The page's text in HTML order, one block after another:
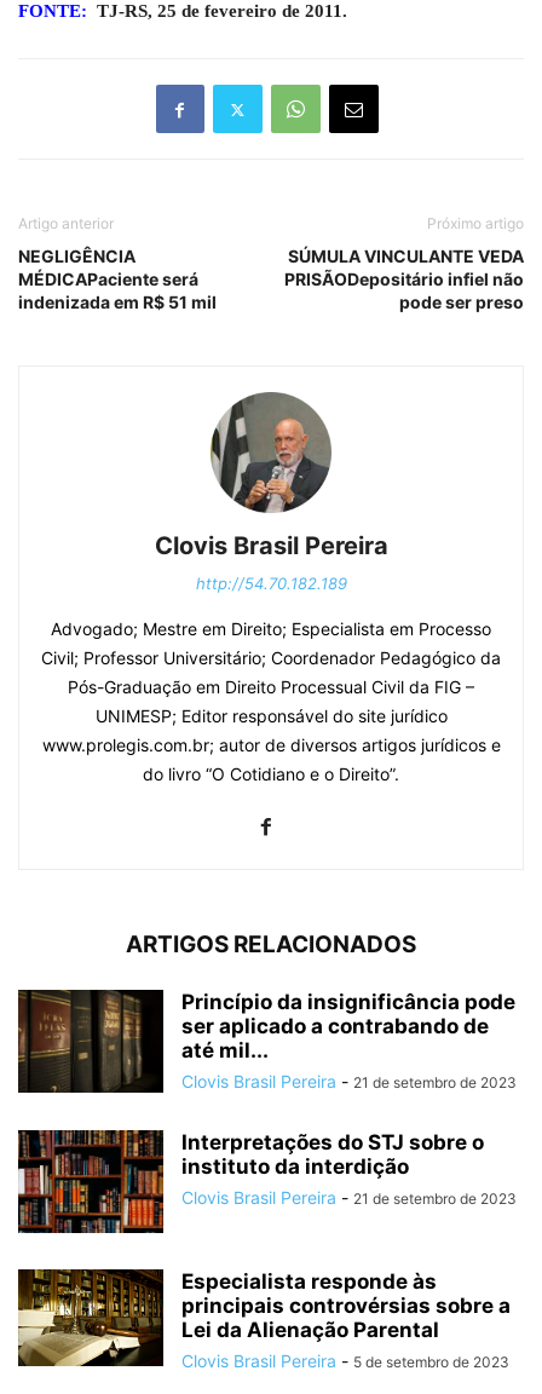
FONTE: TJ-RS, 25 de fevereiro de 2011.
Artigo anterior
NEGLIGÊNCIA
MÉDICAPaciente será
indenizada em R$ 51 mil
Próximo artigo
SÚMULA VINCULANTE VEDA
PRISÃODepositário infiel não
pode ser preso
Clovis Brasil Pereira
http://54.70.182.189
Advogado; Mestre em Direito; Especialista em Processo
Civil; Professor Universitário; Coordenador Pedagógico da
Pós-Graduação em Direito Processual Civil da FIG –
UNIMESP; Editor responsável do site jurídico
www.prolegis.com.br; autor de diversos artigos jurídicos e
do livro “O Cotidiano e o Direito”.
ARTIGOS RELACIONADOS
Princípio da insignificância pode
ser aplicado a contrabando de
até mil...
Clovis Brasil Pereira - 21 de setembro de 2023
Interpretações do STJ sobre o
instituto da interdição
Clovis Brasil Pereira - 21 de setembro de 2023
Especialista responde às
principais controvérsias sobre a
Lei da Alienação Parental
Clovis Brasil Pereira - 5 de setembro de 2023